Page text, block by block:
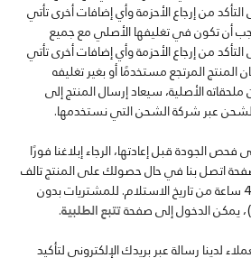
من إرجاع الأحزمة وأي إضافات أخرى تأتي
أن تكون في تغليفها الأصلي مع جميع
من إرجاع الأحزمة وأي إضافات أخرى تأتي
المرتجع مستخدمًا أو بغير تغليفه
الأصلية، سيعاد إرسال المنتج إلى
عبر شركة الشحن التي نستخدمها.
فحص الجودة قبل إعادتها، الرجاء إبلاغنا فورًا
اتصل بنا في حال حصولك على المنتج تالف
أو به خلل خلال مدة أقصاها 48 ساعة من تاريخ الاستلام. للمشتريات بدون
يمكن الدخول إلى صفحةتتبع الطلبية.
لدينا رسالة عبر بريدك الإلكتروني لتأكيد